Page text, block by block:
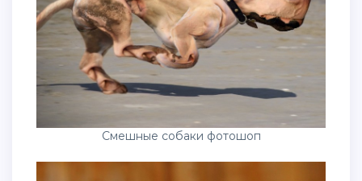
Смешные собаки фотошоп